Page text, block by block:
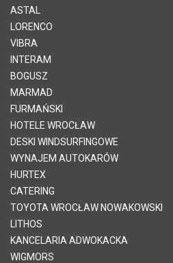
ASTAL
LORENCO
VIBRA
INTERAM
BOGUSZ
MARMAD
FURMAŃSKI
HOTELE WROCŁAW
DESKI WINDSURFINGOWE
WYNAJEM AUTOKARÓW
HURTEX
CATERING
TOYOTA WROCŁAW NOWAKOWSKI
LITHOS
KANCELARIA ADWOKACKA
WIGMORS